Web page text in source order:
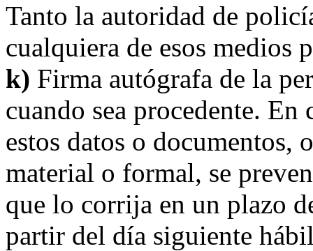
Tanto la autoridad de
cualquiera de esos medios
k) Firma autógrafa de la
cuando sea procedente.
estos datos o documentos,
material o formal, se
que lo corrija en un plazo
partir del día siguiente